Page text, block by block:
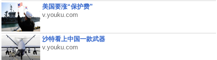
美国要涨“保护费”
v.youku.com
沙特看上中国一款武器
v.youku.com